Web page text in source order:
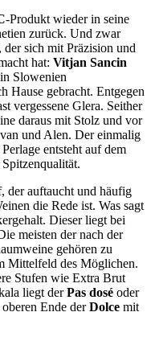
-Produkt wieder in seine
zurück. Und zwar
der sich mit Präzision und
hat: Vitjan Sancin
Slowenien
Hause gebracht. Entgegen
vergessene Glera. Seither
daraus mit Stolz und vor
und Alen. Der einmalig
entsteht auf dem
der auftaucht und häufig
die Rede ist. Was sagt
Dieser liegt bei
meisten der nach der
gehören zu
Mittelfeld des Möglichen.
Stufen wie Extra Brut
liegt derPas dosé oder
Ende derDolce mit